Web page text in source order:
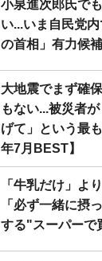
小泉進次郎氏で
い...いま自民党
の首相」有力候
大地震でまず確
もない...被災者
げて」という最
年7月BEST】
「牛乳だけ」よ
「必ず一緒に摂
する"スーパーで